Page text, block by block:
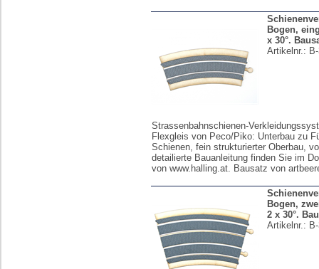
Bogen,
x 30°.
Artikelnr.:
Strassenbahnschienen-
Flexgleis von Peco/Piko: Unterbau zu
Schienen, fein strukturierter Oberbau,
detailierte Bauanleitung finden Sie im
von www.halling.at. Bausatz von
Bogen,
2 x 30°.
Artikelnr.: